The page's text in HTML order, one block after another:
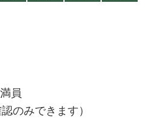
員
のみできます）